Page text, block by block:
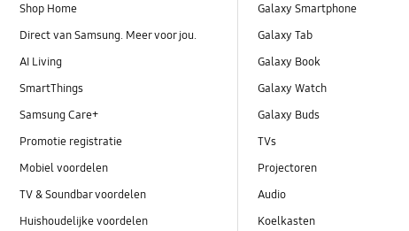
Shop Home
Direct van Samsung. Meer voor jou.
AI Living
SmartThings
Samsung Care+
Promotie registratie
Mobiel voordelen
TV & Soundbar voordelen
Huishoudelijke voordelen
Galaxy Smartphone
Galaxy Tab
Galaxy Book
Galaxy Watch
Galaxy Buds
TVs
Projectoren
Audio
Koelkasten